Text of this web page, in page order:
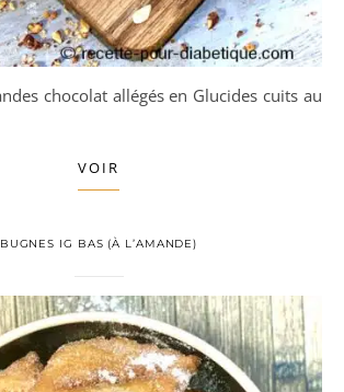
VOIR
BUGNES IG BAS (À L’AMANDE)